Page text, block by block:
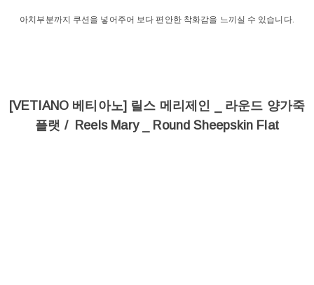
아치부분까지 쿠션을 넣어주어 보다 편안한 착화감을 느끼실 수 있습니다.
[VETIANO 베티아노] 릴스 메리제인 _ 라운드 양가죽
플랫 / Reels Mary _ Round Sheepskin Flat